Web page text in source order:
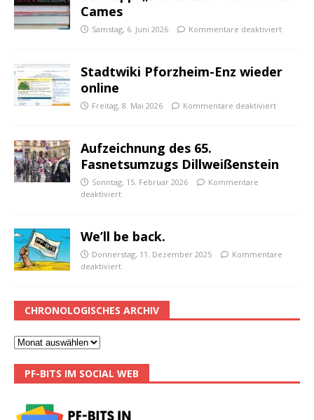
Cames
Samstag, 6. Juni 2026 Kommentare deaktiviert
Stadtwiki Pforzheim-Enz wieder
online
Freitag, 8. Mai 2026 Kommentare deaktiviert
Aufzeichnung des 65.
Fasnetsumzugs Dillweißenstein
Sonntag, 15. Februar 2026
Kommentare
deaktiviert
We’ll be back.
Donnerstag, 11. Dezember 2025
Kommentare
deaktiviert
CHRONOLOGISCHES ARCHIV
PF-BITS IM SOCIAL WEB